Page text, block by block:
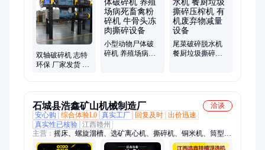
双轴破碎机 志特
环保 厂家发货 边
小型动物尸体破
碎机 养殖场病死
尾菜破碎脱水机
餐厨垃圾撕碎压
石城县浩鑫矿山机械制造厂
洽谈
安心购
综合体验L0 真实工厂 回复及时 出价迅速
真实性已核验 江西赣州
主营： 摇床、螺旋溜槽、选矿离心机、撕碎机、铜米机、筒型球
磨机、螺旋洗沙机、螺旋一体机、干筛机、单槽浮选机、盘式真